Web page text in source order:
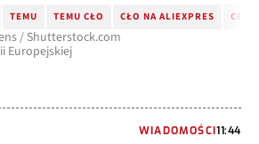
TEMU TEMU CŁO CŁO NA ALIEXPRES CŁO
/ Shutterstock.com
Europejskiej
WIADOMOŚCI11:44